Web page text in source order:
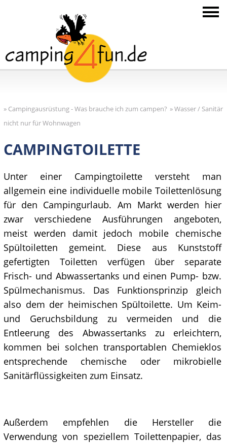
» Campingausrüstung - Was brauche ich zum campen? »Wasser / Sanitär
nicht nur für Wohnwagen
CAMPINGTOILETTE
Unter einer Campingtoilette versteht man
allgemein eine individuelle mobile Toilettenlösung
für den Campingurlaub. Am Markt werden hier
zwar verschiedene Ausführungen angeboten,
meist werden damit jedoch mobile chemische
Spültoiletten gemeint. Diese aus Kunststoff
gefertigten Toiletten verfügen über separate
Frisch- und Abwassertanks und einen Pump- bzw.
Spülmechanismus. Das Funktionsprinzip gleich
also dem der heimischen Spültoilette. Um Keim-
und Geruchsbildung zu vermeiden und die
Entleerung des Abwassertanks zu erleichtern,
kommen bei solchen transportablen Chemieklos
entsprechende chemische oder mikrobielle
Sanitärflüssigkeiten zum Einsatz.
Außerdem empfehlen die Hersteller die
Verwendung von speziellem Toilettenpapier, das